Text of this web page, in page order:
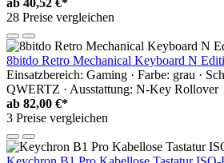
28 Preise vergleichen
8bitdo Retro Mechanical Keyboard N
Einsatzbereich: Gaming · Farbe: grau ·
QWERTZ · Ausstattung: N-Key Rollover
ab 82,00 €*
3 Preise vergleichen